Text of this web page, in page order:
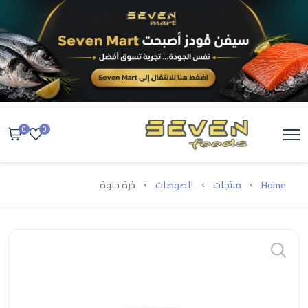
0
0
Home منتجات الصوصات ذرة حلوة